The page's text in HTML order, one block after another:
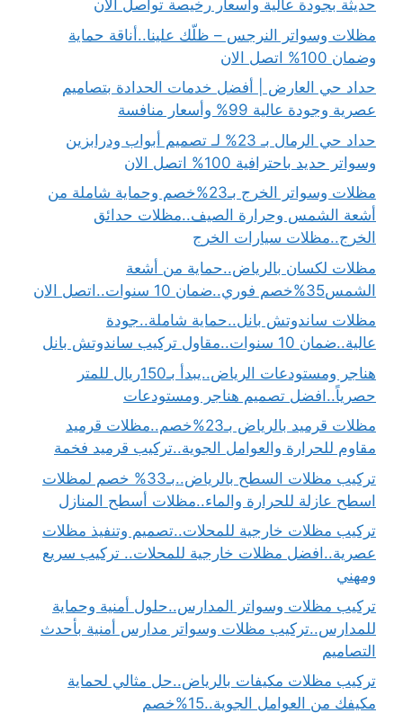
حديثة بجودة عالية وأسعار رخيصة تواصل الأن
مظلات وسواتر النرجس – ظلّك علينا..أناقة حماية
وضمان 100% اتصل الان
حداد حي العارض | أفضل خدمات الحدادة بتصاميم
عصرية وجودة عالية 99% وأسعار منافسة
حداد حي الرمال بـ 23% لـ تصميم أبواب ودرابزين
وسواتر حديد باحترافية 100% اتصل الان
مظلات وسواتر الخرج بـ23%خصم وحماية شاملة من
أشعة الشمس وحرارة الصيف..مظلات حدائق
الخرج..مظلات سيارات الخرج
مظلات لكسان بالرياض..حماية من أشعة
الشمس35%خصم فوري..ضمان 10 سنوات..اتصل الان
مظلات ساندوتش بانل..حماية شاملة..جودة
عالية..ضمان 10 سنوات..مقاول تركيب ساندوتش بانل
هناجر ومستودعات الرياض..يبدأ بـ150ريال للمتر
حصرياً..افضل تصميم هناجر ومستودعات
مظلات قرميد بالرياض بـ23%خصم..مظلات قرميد
مقاوم للحرارة والعوامل الجوية..تركيب قرميد فخمة
تركيب مظلات السطح بالرياض..بـ33% خصم لمظلات
اسطح عازلة للحرارة والماء..مظلات أسطح المنازل
تركيب مظلات خارجية للمحلات..تصميم وتنفيذ مظلات
عصرية..افضل مظلات خارجية للمحلات.. تركيب سريع
ومهني
تركيب مظلات وسواتر المدارس..حلول أمنية وحماية
للمدارس..تركيب مظلات وسواتر مدارس أمنية بأحدث
التصاميم
تركيب مظلات مكيفات بالرياض..حل مثالي لحماية
مكيفك من العوامل الجوية..15%خصم